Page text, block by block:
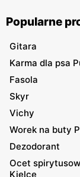
Popularne
Gitara
Karma dla psa
Fasola
Skyr
Vichy
Worek na buty
Dezodorant
Ocet
Kielce